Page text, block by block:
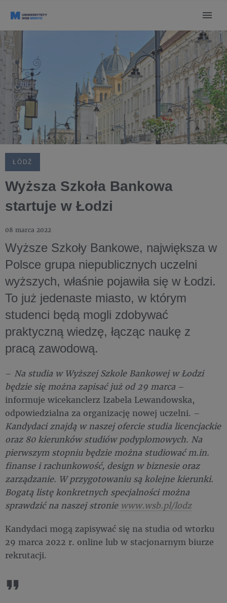
ŁÓDŹ
Wyższa Szkoła Bankowa
startuje w Łodzi
08 marca 2022
Wyższe Szkoły Bankowe, największa w
Polsce grupa niepublicznych uczelni
wyższych, właśnie pojawiła się w Łodzi.
To już jedenaste miasto, w którym
studenci będą mogli zdobywać
praktyczną wiedzę, łącząc naukę z
pracą zawodową.
– Na studia w Wyższej Szkole Bankowej w Łodzi
będzie się można zapisać już od 29 marca –
informuje wicekanclerz Izabela Lewandowska,
odpowiedzialna za organizację nowej uczelni. –
Kandydaci znajdą w naszej ofercie studia licencjackie
oraz 80 kierunków studiów podyplomowych. Na
pierwszym stopniu będzie można studiować m.in.
finanse i rachunkowość, design w biznesie oraz
zarządzanie. W przygotowaniu są kolejne kierunki.
Bogatą listę konkretnych specjalności można
sprawdzić na naszej stronie www.wsb.pl/lodz
Kandydaci mogą zapisywać się na studia od wtorku
29 marca 2022 r. online lub w stacjonarnym biurze
rekrutacji.